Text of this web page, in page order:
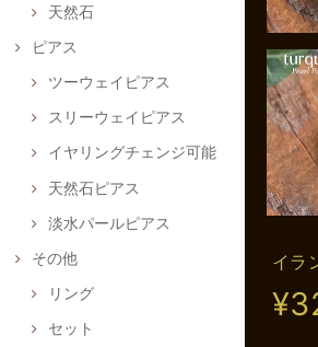
天然石
ピアス
ツーウェイピアス
スリーウェイピアス
イヤリングチェンジ可能
天然石ピアス
淡水パールピアス
その他
リング
セット
イラ